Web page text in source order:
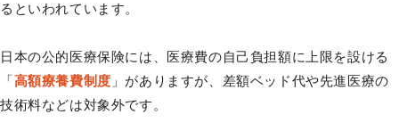
るといわれています。
日本の公的医療保険には、医療費の自己負担額に上限を設ける
「 高額療養費制度 」がありますが、差額ベッド代や先進医療の
技術料などは対象外です。